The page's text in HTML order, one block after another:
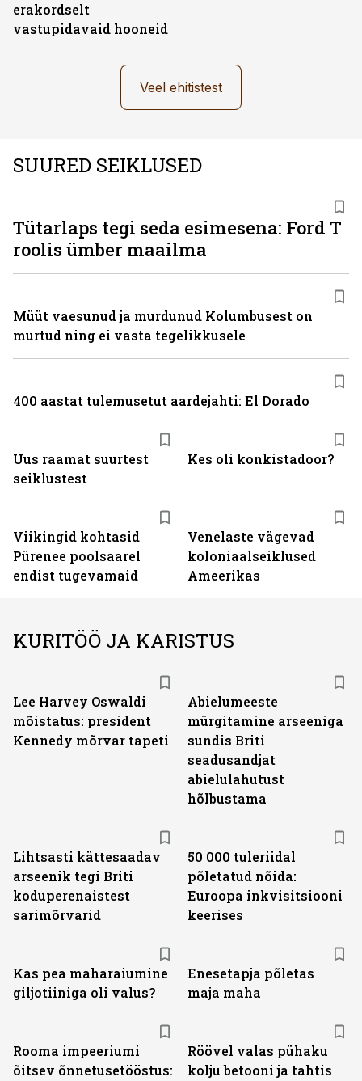
erakordselt
vastupidavaid hooneid
Veel ehitistest
SUURED SEIKLUSED
Uus raamat suurtest
seiklustest
Kes oli konkistadoor?
Viikingid kohtasid
Pürenee poolsaarel
endist tugevamaid
Venelaste vägevad
koloniaalseiklused
Ameerikas
Tütarlaps tegi seda esimesena: Ford T
roolis ümber maailma
Müüt vaesunud ja murdunud Kolumbusest on
murtud ning ei vasta tegelikkusele
400 aastat tulemusetut aardejahti: El Dorado
KURITÖÖ JA KARISTUS
Lee Harvey Oswaldi
mõistatus: president
Kennedy mõrvar tapeti
Abielumeeste
mürgitamine arseeniga
sundis Briti
seadusandjat
abielulahutust
hõlbustama
Lihtsasti kättesaadav
arseenik tegi Briti
koduperenaistest
sarimõrvarid
50 000 tuleriidal
põletatud nõida:
Euroopa inkvisitsiooni
keerises
Kas pea maharaiumine
giljotiiniga oli valus?
Enesetapja põletas
maja maha
Rooma impeeriumi
õitsev õnnetusetööstus:
Röövel valas pühaku
kolju betooni ja tahtis